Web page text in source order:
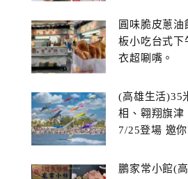
圓味脆皮蔥
板小吃台式下
衣超唰嘴。
(高雄生活)35
相、翱翔旗津
7/25登場 邀
鵬家常小館(